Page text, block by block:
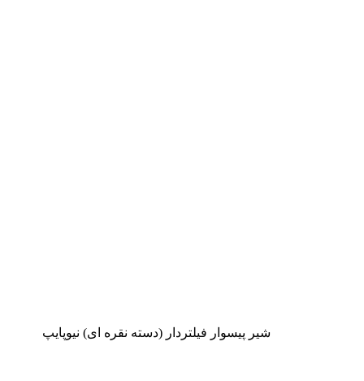
شیر پیسوار فیلتردار (دسته نقره ای) نیوپایپ